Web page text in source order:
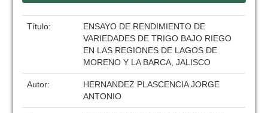
Título:
ENSAYO DE RENDIMIENTO DE
VARIEDADES DE TRIGO BAJO RIEGO
EN LAS REGIONES DE LAGOS DE
MORENO Y LA BARCA, JALISCO
Autor:
HERNANDEZ PLASCENCIA JORGE
ANTONIO